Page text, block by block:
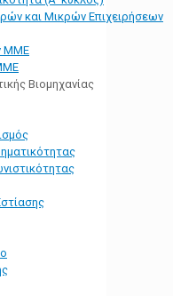
και Μικρών Επιχειρήσεων
ΜΜΕ
Βιομηχανίας